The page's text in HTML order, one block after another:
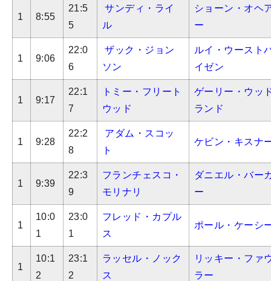
1 8:55
21:5
5
サンディ・ライ
ル
ショーン・オヘ
ー
1 9:06
22:0
6
ザック・ジョン
ソン
ルイ・ウースト
イゼン
1 9:17
22:1
7
トミー・フリート
ウッド
ゲーリー・ウッ
ランド
1 9:28
22:2
8
アダム・スコッ
ト
ケビン・キスナ
1 9:39
22:3
9
フランチェスコ・
モリナリ
ダニエル・バー
ー
1
10:0
1
23:0
1
フレッド・カプル
ス
ポール・ケーシ
1
10:1
2
23:1
2
ラッセル・ノック
ス
リッキー・ファ
ラー